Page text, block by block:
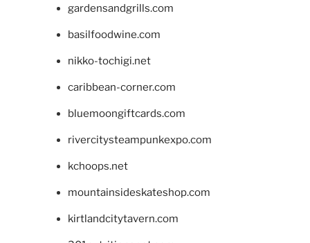
gardensandgrills.com
basilfoodwine.com
nikko-tochigi.net
caribbean-corner.com
bluemoongiftcards.com
rivercitysteampunkexpo.com
kchoops.net
mountainsideskateshop.com
kirtlandcitytavern.com